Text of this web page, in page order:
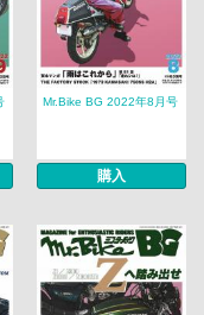
Mr.Bike BG 2022年8月号
購入